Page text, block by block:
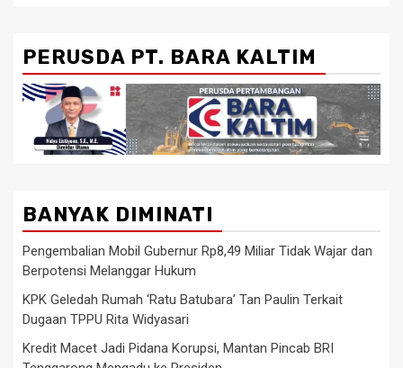
PERUSDA PT. BARA KALTIM
BANYAK DIMINATI
Pengembalian Mobil Gubernur Rp8,49 Miliar Tidak Wajar dan
Berpotensi Melanggar Hukum
KPK Geledah Rumah ‘Ratu Batubara’ Tan Paulin Terkait
Dugaan TPPU Rita Widyasari
Kredit Macet Jadi Pidana Korupsi, Mantan Pincab BRI